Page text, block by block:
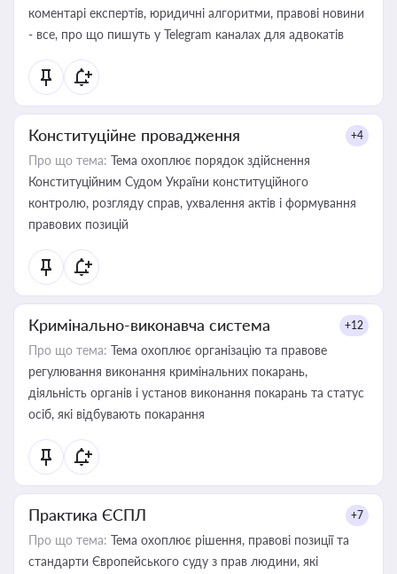
коментарі експертів, юридичні алгоритми, правові новини
- все, про що пишуть у Telegram каналах для адвокатів
Конституційне провадження +4
Про що тема: Тема охоплює порядок здійснення
Конституційним Судом України конституційного
контролю, розгляду справ, ухвалення актів і формування
правових позицій
Кримінально-виконавча система +12
Про що тема: Тема охоплює організацію та правове
регулювання виконання кримінальних покарань,
діяльність органів і установ виконання покарань та статус
осіб, які відбувають покарання
Практика ЄСПЛ +7
Про що тема: Тема охоплює рішення, правові позиції та
стандарти Європейського суду з прав людини, які